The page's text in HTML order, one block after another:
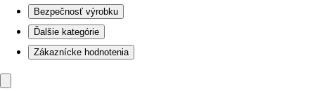
Bezpečnosť výrobku
Ďalšie kategórie
Zákaznícke hodnotenia